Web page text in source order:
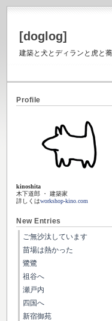
[doglog]
建築と犬とディランと虎と
Profile
kinoshita
木下道郎 ・ 建築家
詳しくはworkshop-kino.com
New Entries
ご無沙汰しています
苗場は熱かった
鷺鷺
祖谷へ
瀬戸内
四国へ
新宿御苑